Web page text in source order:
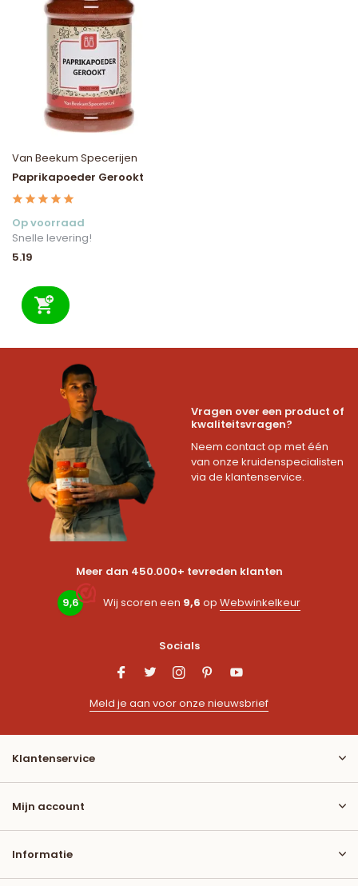
Van Beekum Specerijen
Paprikapoeder Gerookt
Op voorraad
Snelle levering!
5.19
Vragen over een product of
kwaliteitsvragen?
Neem contact op met één
van onze kruidenspecialisten
via de klantenservice.
Meer dan 450.000+ tevreden klanten
9,6 Wij scoren een 9,6 op Webwinkelkeur
Socials
Meld je aan voor onze nieuwsbrief
Klantenservice
Mijn account
Informatie